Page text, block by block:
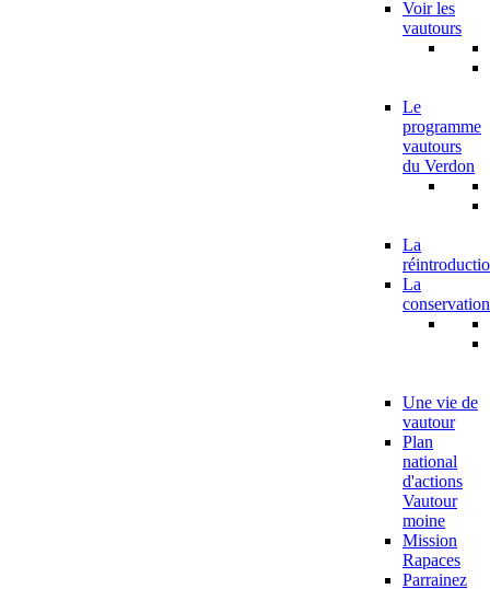
Voir les
vautours
Le
programme
vautours
du Verdon
La
La
conservation
Une vie de
vautour
Plan
national
d'actions
Vautour
moine
Mission
Rapaces
Parrainez